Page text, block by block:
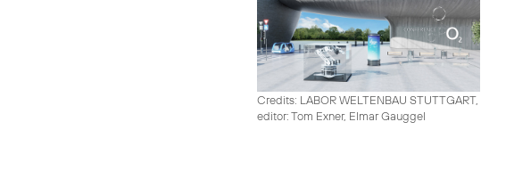
Credits: LABOR WELTENBAU STUTTGART,
editor: Tom Exner, Elmar Gauggel